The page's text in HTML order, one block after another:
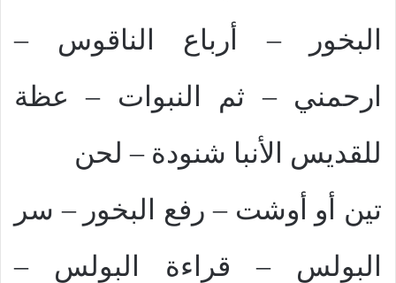
البخور – أرباع الناقوس –
ارحمني – ثم النبوات – عظة
للقديس الأنبا شنودة – لحن
تين أو أوشت – رفع البخور – سر
البولس – قراءة البولس –